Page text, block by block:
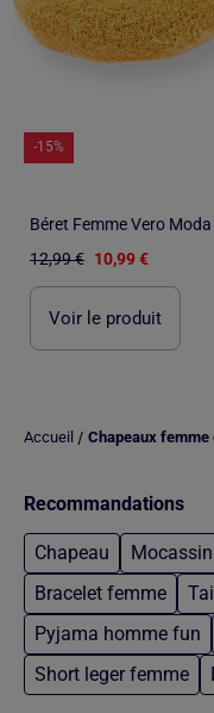
-15%
Béret Femme Vero Moda
12,99 € 10,99 €
Voir le produit
Accueil / Chapeaux femme
Recommandations
Chapeau
Bracelet femme
Pyjama homme fun
Short leger femme